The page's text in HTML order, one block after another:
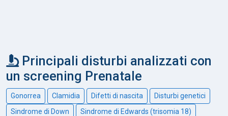
Principali disturbi analizzati con
un screening Prenatale
Gonorrea Clamidia Difetti di nascita
Disturbi genetici
Sindrome di Down
Sindrome di Edwards (trisomia 18)